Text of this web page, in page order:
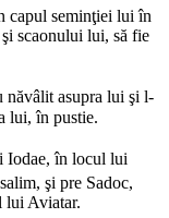
capul seminţiei lui în
scaonului lui, să fie
năvâlit asupra lui şi l-
lui, în pustie.
Iodae, în locul lui
şi pre Sadoc,
lui Aviatar.